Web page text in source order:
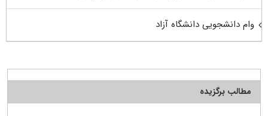
وام دانشجویی دانشگاه آزاد
مطالب برگزیده